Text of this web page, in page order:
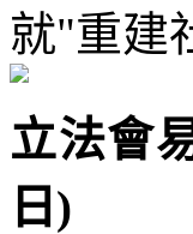
就"重建
立法會
日)